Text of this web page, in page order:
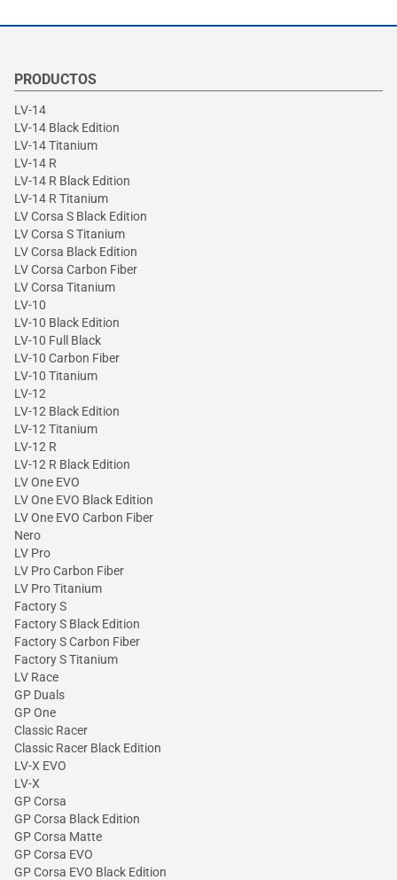
PRODUCTOS
LV-14
LV-14 Black Edition
LV-14 Titanium
LV-14 R
LV-14 R Black Edition
LV-14 R Titanium
LV Corsa S Black Edition
LV Corsa S Titanium
LV Corsa Black Edition
LV Corsa Carbon Fiber
LV Corsa Titanium
LV-10
LV-10 Black Edition
LV-10 Full Black
LV-10 Carbon Fiber
LV-10 Titanium
LV-12
LV-12 Black Edition
LV-12 Titanium
LV-12 R
LV-12 R Black Edition
LV One EVO
LV One EVO Black Edition
LV One EVO Carbon Fiber
Nero
LV Pro
LV Pro Carbon Fiber
LV Pro Titanium
Factory S
Factory S Black Edition
Factory S Carbon Fiber
Factory S Titanium
LV Race
GP Duals
GP One
Classic Racer
Classic Racer Black Edition
LV-X EVO
LV-X
GP Corsa
GP Corsa Black Edition
GP Corsa Matte
GP Corsa EVO
GP Corsa EVO Black Edition